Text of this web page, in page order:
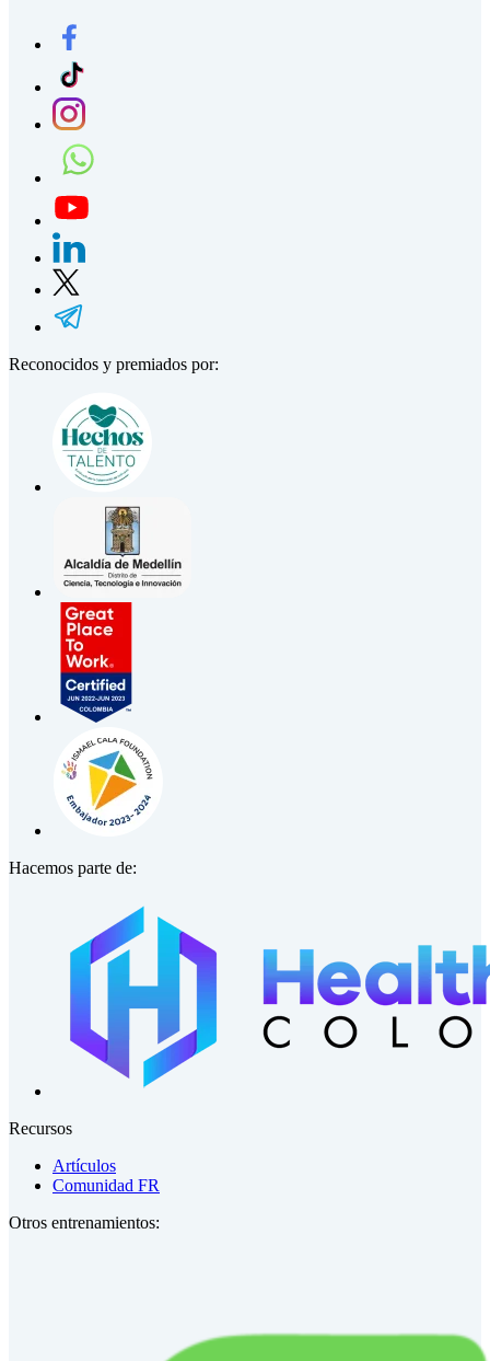
Reconocidos y premiados por:
Hacemos parte de:
Recursos
Artículos
Comunidad FR
Otros entrenamientos: